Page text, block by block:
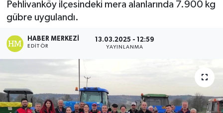
Pehlivanköy ilçesindeki mera alanlarında 7.900 kg
gübre uygulandı.
HABER MERKEZI
EDITÖR
13.03.2025 - 12:59
YAYINLANMA
Medya
Sağlık
Haber Arşivi